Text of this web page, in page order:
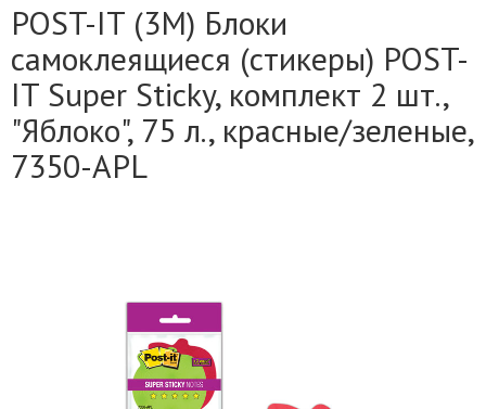
POST-IT (3M) Блоки
самоклеящиеся (стикеры) POST-
IT Super Sticky, комплект 2 шт.,
"Яблоко", 75 л., красные/зеленые,
7350-APL